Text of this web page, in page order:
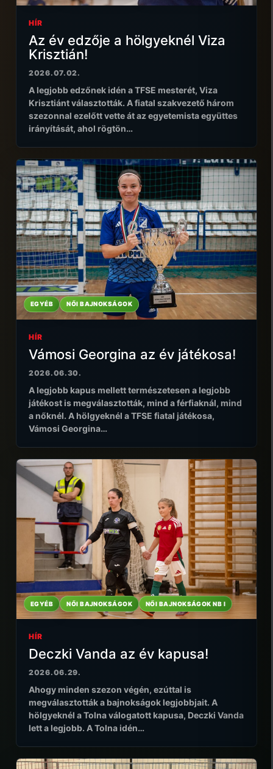
HÍR
Az év edzője a hölgyeknél Viza
Krisztián!
2026.07.02.
A legjobb edzőnek idén a TFSE mesterét, Viza
Krisztiánt választották. A fiatal szakvezető három
szezonnal ezelőtt vette át az egyetemista együttes
irányítását, ahol rögtön…
EGYÉB NŐI BAJNOKSÁGOK
HÍR
Vámosi Georgina az év játékosa!
2026.06.30.
A legjobb kapus mellett természetesen a legjobb
játékost is megválasztották, mind a férfiaknál, mind
a nőknél. A hölgyeknél a TFSE fiatal játékosa,
Vámosi Georgina…
EGYÉB NŐI BAJNOKSÁGOK NŐI BAJNOKSÁGOK NB I
HÍR
Deczki Vanda az év kapusa!
2026.06.29.
Ahogy minden szezon végén, ezúttal is
megválasztották a bajnokságok legjobbjait. A
hölgyeknél a Tolna válogatott kapusa, Deczki Vanda
lett a legjobb. A Tolna idén…